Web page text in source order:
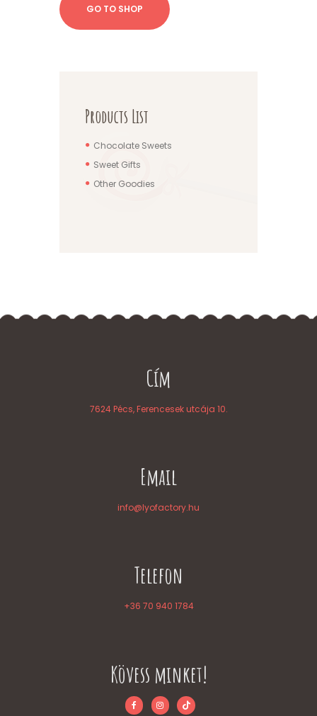
GO TO SHOP
Products List
Chocolate Sweets
Sweet Gifts
Other Goodies
Cím
7624 Pécs, Ferencesek utcája 10.
Email
info@lyofactory.hu
Telefon
+36 70 940 1784
Kövess minket!